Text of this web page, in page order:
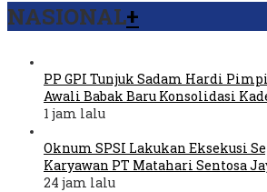
NASIONAL+
PP GPI Tunjuk Sadam Hardi
Awali Babak Baru Konsolidasi
1 jam lalu
Oknum SPSI Lakukan Eksekusi
Karyawan PT Matahari Sentosa
24 jam lalu